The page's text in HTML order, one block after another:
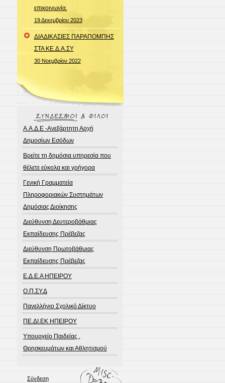
επικοινωνία.
19 Δεκεμβρίου 2023
ΔΙΑΔΙΚΑΣΙΕΣ ΠΑΡΑΠΟΜΠΗΣ
ΣΤΑ ΚΕ.Δ.Α.ΣΥ
30 Νοεμβρίου 2022
Α.Α.Δ.Ε -Ανεξάρτητη Αρχή
Δημοσίων Εσόδων
Βρείτε τη δημόσια υπηρεσία που
θέλετε εύκολα και γρήγορα
Γενική Γραμματεία
Πληροφοριακών Συστημάτων
Δημόσιας Διοίκησης
Διεύθυνση Δευτεροβάθμιας
Εκπαίδευσης Πρέβεζας
Διεύθυνση Πρωτοβάθμιας
Εκπαίδευσης Πρέβεζας
Ε.Δ.Ε.Α ΗΠΕΙΡΟΥ
Ο.Π.ΣΥ.Δ
Πανελλήνιο Σχολικό Δίκτυο
ΠΕ.ΔΙ.ΕΚ ΗΠΕΙΡΟΥ
Υπουργείο Παιδείας ,
Θρησκευμάτων και Αθλητισμού
Σύνδεση